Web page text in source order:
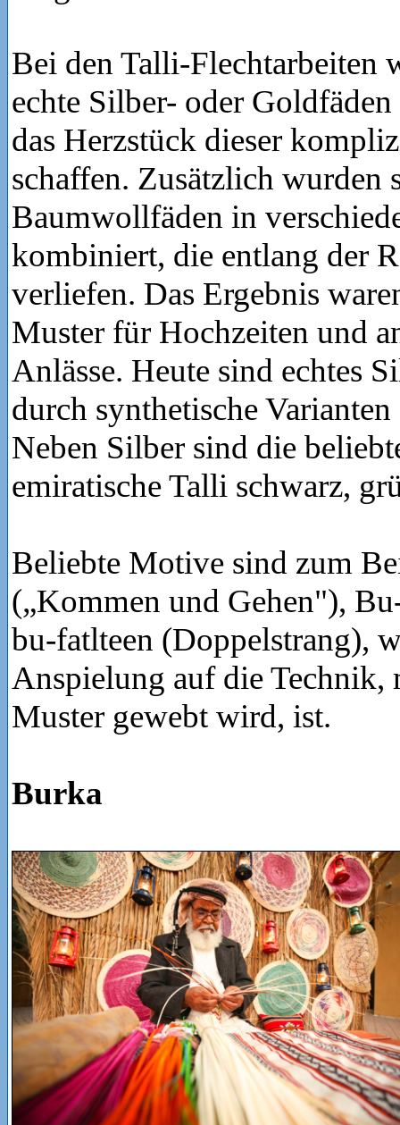
Bei den Talli-Flechtarbeiten
echte Silber- oder
das Herzstück dieser
schaffen. Zusätzlich wurden
Baumwollfäden in
kombiniert, die entlang der
verliefen. Das Ergebnis
Muster für Hochzeiten und
Anlässe. Heute sind echtes
durch synthetische
Neben Silber sind die
emiratische Talli schwarz,
Beliebte Motive sind zum
(„Kommen und Gehen"),
bu-fatlteen (Doppelstrang),
Anspielung auf die Technik,
Muster gewebt wird, ist.
Burka